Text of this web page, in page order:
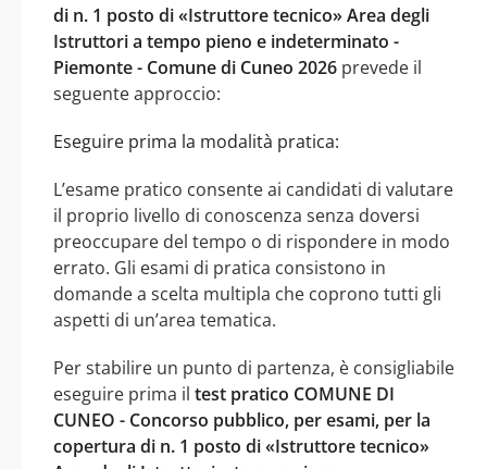
di n. 1 posto di «Istruttore tecnico» Area degli
Istruttori a tempo pieno e indeterminato -
Piemonte - Comune di Cuneo 2026 prevede il
seguente approccio:
Eseguire prima la modalità pratica:
L’esame pratico consente ai candidati di valutare
il proprio livello di conoscenza senza doversi
preoccupare del tempo o di rispondere in modo
errato. Gli esami di pratica consistono in
domande a scelta multipla che coprono tutti gli
aspetti di un’area tematica.
Per stabilire un punto di partenza, è consigliabile
eseguire prima il test pratico COMUNE DI
CUNEO - Concorso pubblico, per esami, per la
copertura di n. 1 posto di «Istruttore tecnico»